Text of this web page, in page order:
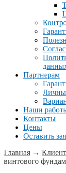
Партнерам
Наши
Контакты
Цены
Оставить
Главная →
винтового